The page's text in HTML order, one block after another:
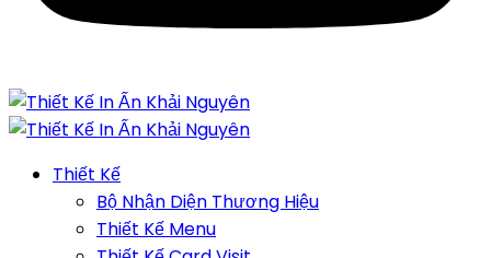
Thiết Kế
Bộ Nhận Diện Thương Hiệu
Thiết Kế Menu